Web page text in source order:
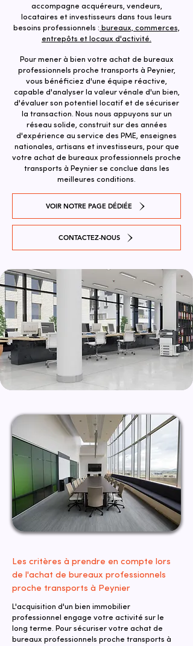
accompagne acquéreurs, vendeurs,
locataires et investisseurs dans tous leurs
besoins professionnels : bureaux, commerces,
entrepôts et locaux d'activité.
Pour mener à bien votre achat de bureaux
professionnels proche transports à Peynier,
vous bénéficiez d'une équipe réactive,
capable d'analyser la valeur vénale d'un bien,
d'évaluer son potentiel locatif et de sécuriser
la transaction. ​Nous nous appuyons sur un
réseau solide, construit sur des années
d'expérience au service des PME, enseignes
nationales, artisans et investisseurs, pour que
votre achat de bureaux professionnels proche
transports à Peynier se conclue dans les
meilleures conditions.
VOIR NOTRE PAGE DÉDIÉE
CONTACTEZ-NOUS
Les critères à prendre en compte lors
de l'achat de bureaux professionnels
proche transports à Peynier
L'acquisition d'un bien immobilier
professionnel engage votre activité sur le
long terme. Pour sécuriser votre achat de
bureaux professionnels proche transports à